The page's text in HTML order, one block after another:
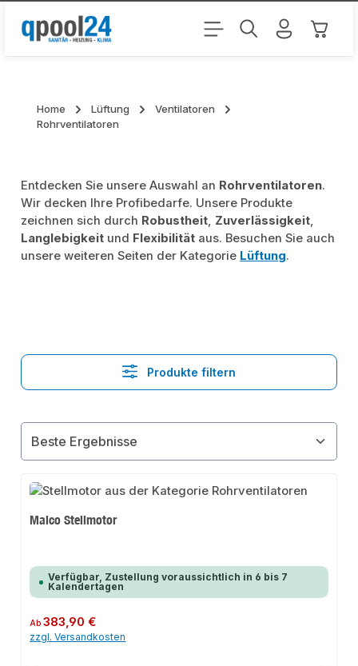
Zum Hauptinhalt springen
Home Lüftung
Ventilatoren
Rohrventilatoren
Entdecken Sie unsere Auswahl an Rohrventilatoren.
Wir decken Ihre Profibedarfe. Unsere Produkte
zeichnen sich durch Robustheit, Zuverlässigkeit,
Langlebigkeit und Flexibilität aus. Besuchen Sie auch
unsere weiteren Seiten der Kategorie Lüftung.
Produkte filtern
Maico Stellmotor
Verfügbar, Zustellung voraussichtlich in 6 bis 7
Kalendertagen
Regulärer Preis:
Ab383,90 €
zzgl. Versandkosten